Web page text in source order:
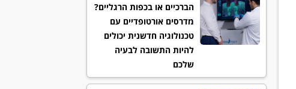
הברכיים או בכפות הרגליים?
מדרסים אורטופדיים עם
טכנולוגיה חדשנית יכולים
להיות התשובה לבעיה
שלכם